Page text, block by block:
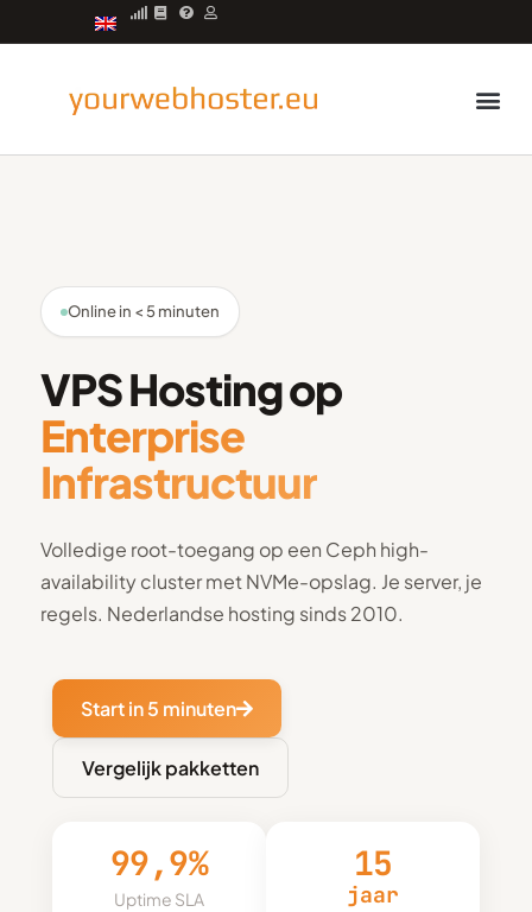
Online in < 5 minuten
VPS Hosting op
Enterprise
Infrastructuur
Volledige root-toegang op een Ceph high-
availability cluster met NVMe-opslag. Je server, je
regels. Nederlandse hosting sinds 2010.
Start in 5 minuten
Vergelijk pakketten
99,9%
Uptime SLA
15
jaar